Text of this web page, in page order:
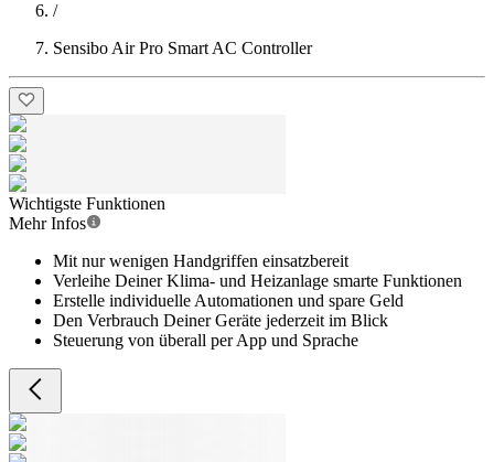
/
Sensibo Air Pro Smart AC Controller
Wichtigste Funktionen
Mehr Infos
Mit nur wenigen Handgriffen einsatzbereit
Verleihe Deiner Klima- und Heizanlage smarte Funktionen
Erstelle individuelle Automationen und spare Geld
Den Verbrauch Deiner Geräte jederzeit im Blick
Steuerung von überall per App und Sprache